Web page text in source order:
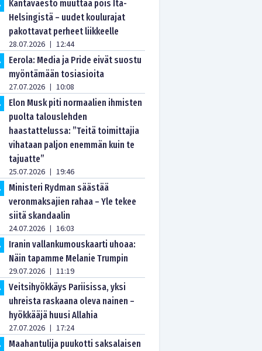
Kantaväestö muuttaa pois Itä-
Helsingistä – uudet koulurajat
pakottavat perheet liikkeelle
28.07.2026 | 12:44
Eerola: Media ja Pride eivät suostu
myöntämään tosiasioita
27.07.2026 | 10:08
.
Elon Musk piti normaalien ihmisten
puolta talouslehden
haastattelussa: ”Teitä toimittajia
vihataan paljon enemmän kuin te
tajuatte”
25.07.2026 | 19:46
Ministeri Rydman säästää
veronmaksajien rahaa – Yle tekee
siitä skandaalin
24.07.2026 | 16:03
Iranin vallankumouskaarti uhoaa:
Näin tapamme Melanie Trumpin
29.07.2026 | 11:19
Veitsihyökkäys Pariisissa, yksi
uhreista raskaana oleva nainen –
hyökkääjä huusi Allahia
27.07.2026 | 17:24
Maahantulija puukotti saksalaisen